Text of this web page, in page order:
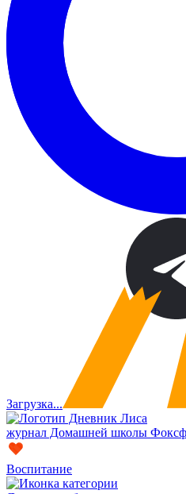
Загрузка...
журнал Домашней школы
Воспитание